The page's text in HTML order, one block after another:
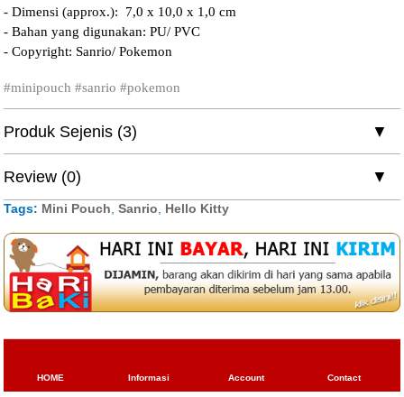
- Dimensi (approx.): 7,0 x 10,0 x 1,0 cm
- Bahan yang digunakan: PU/ PVC
- Copyright: Sanrio/ Pokemon
#minipouch #sanrio #pokemon
Produk Sejenis (3)
Review (0)
Tags: Mini Pouch ,Sanrio Hello Kitty
HOME Informasi Account Contact